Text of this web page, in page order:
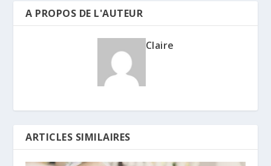
A PROPOS DE L'AUTEUR
Claire
ARTICLES SIMILAIRES